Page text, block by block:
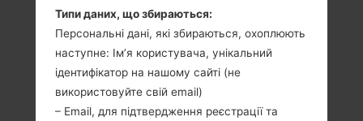
Типи даних, що збираються:
Персональні дані, які збираються, охоплюють
наступне: Ім’я користувача, унікальний
ідентифікатор на нашому сайті (не
використовуйте свій email)
– Email, для підтвердження реєстрації та